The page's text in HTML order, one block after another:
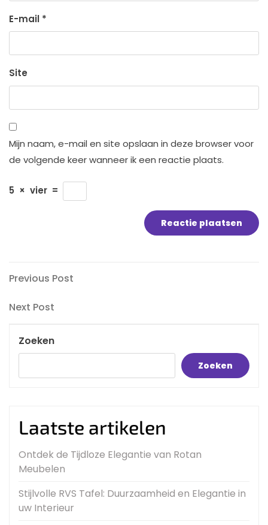
E-mail *
Site
Mijn naam, e-mail en site opslaan in deze browser voor
de volgende keer wanneer ik een reactie plaats.
5 × vier =
Bericht
navigatie
Previous
Previous Post
Next
Next Post
Zoeken
Zoeken
Laatste artikelen
Ontdek de Tijdloze Elegantie van Rotan
Meubelen
Stijlvolle RVS Tafel: Duurzaamheid en Elegantie in
uw Interieur